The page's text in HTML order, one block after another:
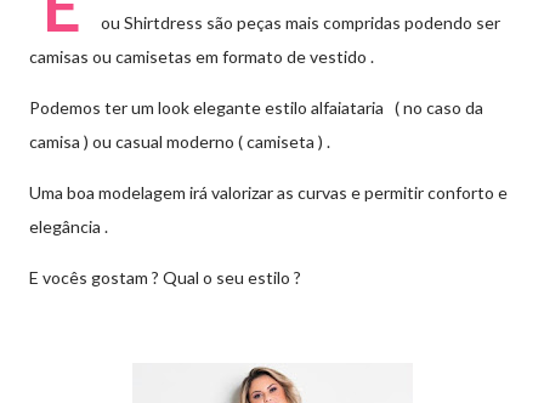
ou Shirtdress são peças mais compridas podendo ser
camisas ou camisetas em formato de vestido .
Podemos ter um look elegante estilo alfaiataria ( no caso da
camisa ) ou casual moderno ( camiseta ) .
Uma boa modelagem irá valorizar as curvas e permitir conforto e
elegância .
E vocês gostam ? Qual o seu estilo ?